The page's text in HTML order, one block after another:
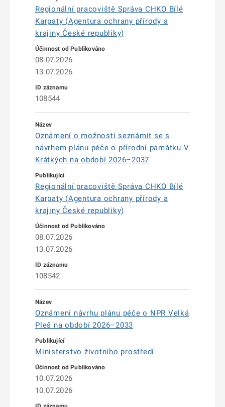
Regionální pracoviště Správa CHKO Bílé
Karpaty (Agentura ochrany přírody a
krajiny České republiky)
08.07.2026
13.07.2026
108544
Oznámení o možnosti seznámit se s
návrhem plánu péče o přírodní památku V
Krátkých na období 2026–2037
Regionální pracoviště Správa CHKO Bílé
Karpaty (Agentura ochrany přírody a
krajiny České republiky)
08.07.2026
13.07.2026
108542
Oznámení návrhu plánu péče o NPR Velká
Pleš na období 2026–2033
Ministerstvo životního prostředí
10.07.2026
10.07.2026